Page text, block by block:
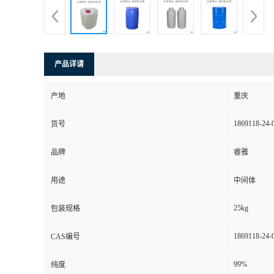
产品详请
产地 重庆
货号 1869118-24-
品牌 睿雅
用途 中间体
包装规格 25kg
CAS编号 1869118-24-
纯度 99%